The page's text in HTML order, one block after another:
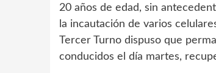
20 años de edad, sin
la incautación de varios
Tercer Turno dispuso que
conducidos el día martes,